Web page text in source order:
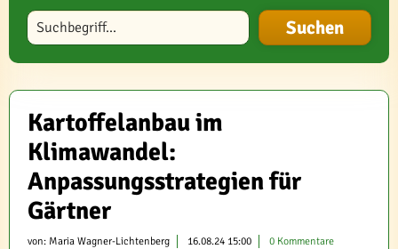
Blog durchsuchen
Kartoffelanbau im
Klimawandel:
Anpassungsstrategien für
Gärtner
von: Maria Wagner-Lichtenberg 16.08.24 15:00 0 Kommentare